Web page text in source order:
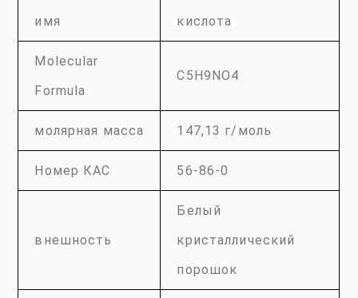
имя
кислота
Molecular
Formula
C5H9NO4
молярная масса 147,13 г/моль
Номер КАС 56-86-0
внешность
Белый
кристаллический
порошок